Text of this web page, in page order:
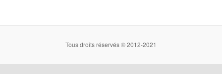
Tous droits réservés © 2012-2021